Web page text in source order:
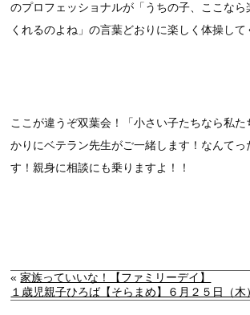
のプロフェッショナルが「うちの子、ここなら
くれるのよね」の言葉どおりに楽しく体操して
ここが違うぞ双葉会！「小さい子たちなら私
かりにベテラン先生がご一緒します！なんてっ
す！親身に相談にも乗りますよ！！
«家族っていいな！【ファミリーデイ】
１歳児親子ひろば【そらまめ】６月２５日（木